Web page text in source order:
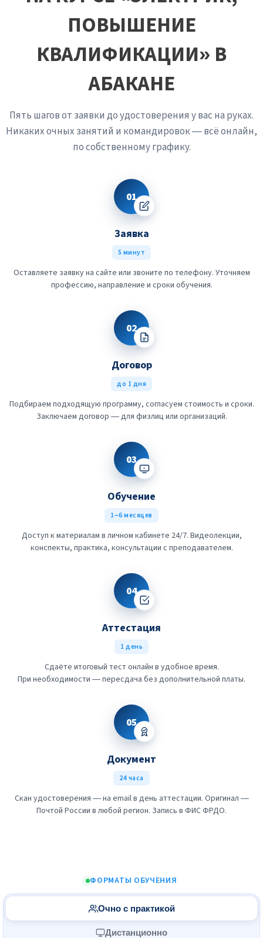
ПОВЫШЕНИЕ
КВАЛИФИКАЦИИ» В
АБАКАНЕ
Пять шагов от заявки до удостоверения у вас на руках.
Никаких очных занятий и командировок — всё онлайн,
по собственному графику.
01
Заявка
5 минут
Оставляете заявку на сайте или звоните по телефону. Уточняем
профессию, направление и сроки обучения.
02
Договор
до 1 дня
Подбираем подходящую программу, согласуем стоимость и сроки.
Заключаем договор — для физлиц или организаций.
03
Обучение
1–6 месяцев
Доступ к материалам в личном кабинете 24/7. Видеолекции,
конспекты, практика, консультации с преподавателем.
04
Аттестация
1 день
Сдаёте итоговый тест онлайн в удобное время.
При необходимости — пересдача без дополнительной платы.
05
Документ
24 часа
Скан удостоверения — на email в день аттестации. Оригинал —
Почтой России в любой регион. Запись в ФИС ФРДО.
ФОРМАТЫ ОБУЧЕНИЯ
Очно с практикой
Дистанционно